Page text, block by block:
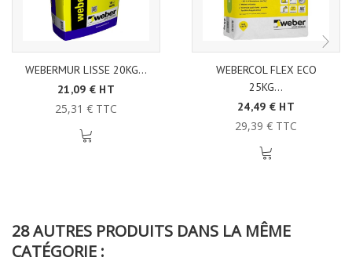
WEBERMUR LISSE 20KG...
21,09 € HT
25,31 € TTC
WEBERCOL FLEX ECO
25KG...
24,49 € HT
29,39 € TTC
28 AUTRES PRODUITS DANS LA MÊME
CATÉGORIE :